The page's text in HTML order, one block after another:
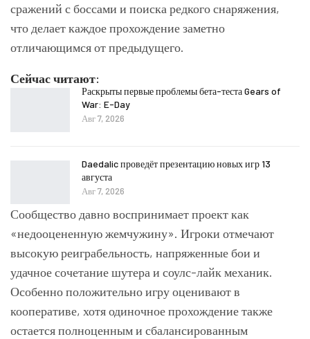
сражений с боссами и поиска редкого снаряжения,
что делает каждое прохождение заметно
отличающимся от предыдущего.
Сейчас читают:
Раскрыты первые проблемы бета-теста Gears of
War: E-Day
Авг 7, 2026
Daedalic проведёт презентацию новых игр 13
августа
Авг 7, 2026
Сообщество давно воспринимает проект как
«недооцененную жемчужину». Игроки отмечают
высокую реиграбельность, напряженные бои и
удачное сочетание шутера и соулс-лайк механик.
Особенно положительно игру оценивают в
кооперативе, хотя одиночное прохождение также
остается полноценным и сбалансированным